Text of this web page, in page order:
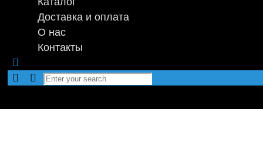
Доставка и оплата
О нас
Контакты